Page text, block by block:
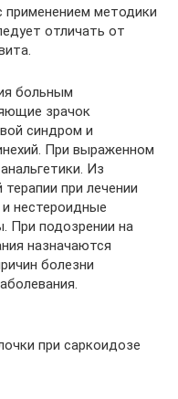
применением методики
отличать от
больным
зрачок
синдром и
При выраженном
Из
при лечении
нестероидные
При подозрении на
назначаются
болезни
при саркоидозе